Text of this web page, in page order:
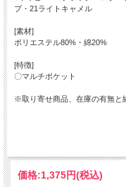
ブ・21ライトキャメル
[素材]
ポリエステル80%・綿20%
[特徴]
〇マルチポケット
※取り寄せ商品、在庫の有無と
価格:1,375円(税込)